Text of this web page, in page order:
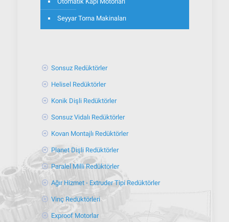
Seyyar Torna Makinaları
Sonsuz Redüktörler
Helisel Redüktörler
Konik Dişli Redüktörler
Sonsuz Vidalı Redüktörler
Kovan Montajlı Redüktörler
Planet Dişli Redüktörler
Paralel Milli Redüktörler
Ağır Hizmet - Extruder Tipi Redüktörler
Vinç Redüktörleri
Exproof Motorlar